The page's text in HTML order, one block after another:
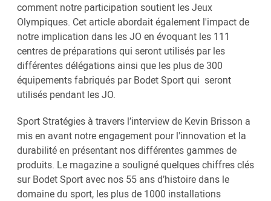
comment notre participation soutient les Jeux
Olympiques. Cet article abordait également l'impact de
notre implication dans les JO en évoquant les 111
centres de préparations qui seront utilisés par les
différentes délégations ainsi que les plus de 300
équipements fabriqués par Bodet Sport qui seront
utilisés pendant les JO.
Sport Stratégies à travers l’interview de Kevin Brisson a
mis en avant notre engagement pour l'innovation et la
durabilité en présentant nos différentes gammes de
produits. Le magazine a souligné quelques chiffres clés
sur Bodet Sport avec nos 55 ans d’histoire dans le
domaine du sport, les plus de 1000 installations